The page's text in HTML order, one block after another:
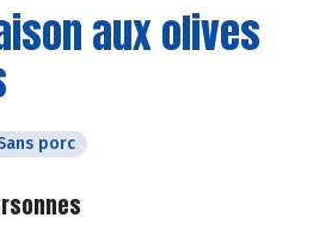
aux olives
porc